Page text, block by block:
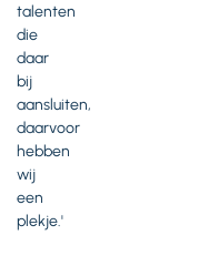
talenten
die
daar
bij
aansluiten,
daarvoor
hebben
wij
een
plekje.'